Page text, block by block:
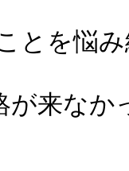
とを悩
が来な